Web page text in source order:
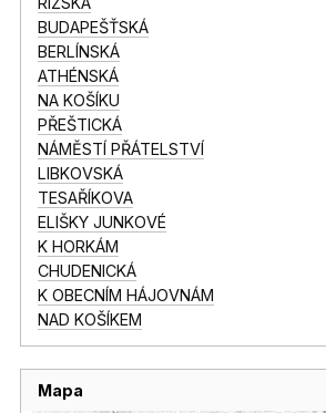
BUDAPEŠŤSKÁ
BERLÍNSKÁ
ATHÉNSKÁ
NA KOŠÍKU
PŘEŠTICKÁ
NÁMĚSTÍ PŘÁTELSTVÍ
LIBKOVSKÁ
TESAŘÍKOVA
ELIŠKY JUNKOVÉ
K HORKÁM
CHUDENICKÁ
K OBECNÍM HÁJOVNÁM
NAD KOŠÍKEM
Mapa